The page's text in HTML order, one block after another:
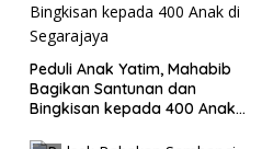
Peduli Anak Yatim, Mahabib
Bagikan Santunan dan
Bingkisan kepada 400 Anak